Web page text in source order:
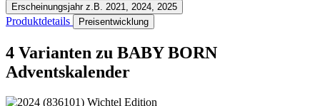
Erscheinungsjahr z.B. 2021, 2024, 2025
Produktdetails Preisentwicklung
4 Varianten zu BABY BORN
Adventskalender